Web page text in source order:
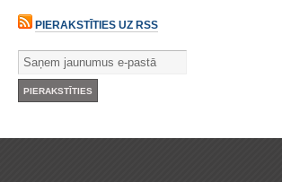
PIERAKSTĪTIES UZ RSS